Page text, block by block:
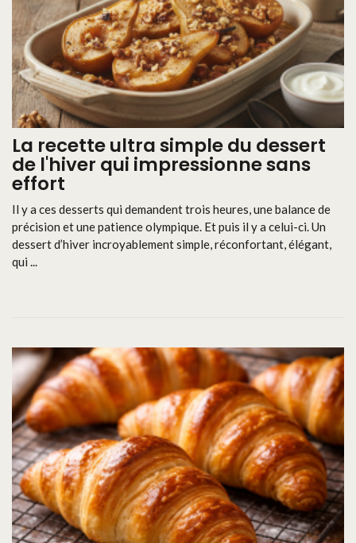
La recette ultra simple du dessert
de l'hiver qui impressionne sans
effort
Il y a ces desserts qui demandent trois heures, une balance de
précision et une patience olympique. Et puis il y a celui-ci. Un
dessert d’hiver incroyablement simple, réconfortant, élégant,
qui ...